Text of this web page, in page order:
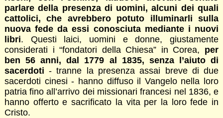
parlare della presenza di uomini, alcuni dei quali
cattolici, che avrebbero potuto illuminarli sulla
nuova fede da essi conosciuta mediante i nuovi
libri. Questi laici, uomini e donne, giustamente
considerati i “fondatori della Chiesa” in Corea, per
ben 56 anni, dal 1779 al 1835, senza l’aiuto di
sacerdoti - tranne la presenza assai breve di due
sacerdoti cinesi - hanno diffuso il Vangelo nella loro
patria fino all’arrivo dei missionari francesi nel 1836, e
hanno offerto e sacrificato la vita per la loro fede in
Cristo.